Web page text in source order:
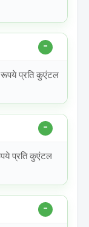
प्रति कुएंटल
प्रति कुएंटल